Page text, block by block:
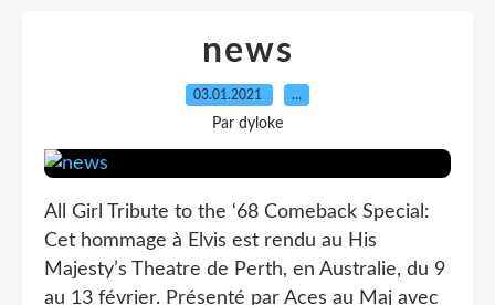
news
03.01.2021 …
Par dyloke
All Girl Tribute to the ‘68 Comeback Special:
Cet hommage à Elvis est rendu au His
Majesty’s Theatre de Perth, en Australie, du 9
au 13 février. Présenté par Aces au Maj avec